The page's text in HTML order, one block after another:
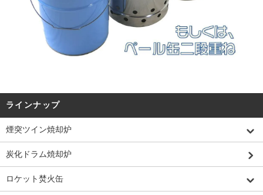
ラインナップ
煙突ツイン焼却炉
炭化ドラム焼却炉
ロケット焚火缶